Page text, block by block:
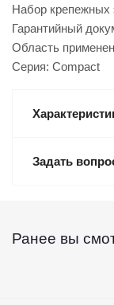
Набор крепежных
Гарантийный
Область
Серия: Compact
Задать
Ранее вы